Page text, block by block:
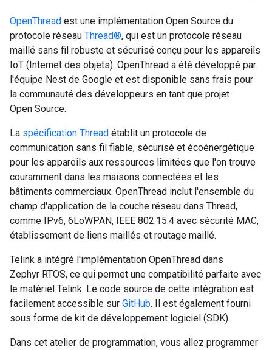
OpenThread est une implémentation Open Source du
protocole réseau Thread®, qui est un protocole réseau
maillé sans fil robuste et sécurisé conçu pour les appareils
IoT (Internet des objets). OpenThread a été développé par
l'équipe Nest de Google et est disponible sans frais pour
la communauté des développeurs en tant que projet
Open Source.
La spécification Thread établit un protocole de
communication sans fil fiable, sécurisé et écoénergétique
pour les appareils aux ressources limitées que l'on trouve
couramment dans les maisons connectées et les
bâtiments commerciaux. OpenThread inclut l'ensemble du
champ d'application de la couche réseau dans Thread,
comme IPv6, 6LoWPAN, IEEE 802.15.4 avec sécurité MAC,
établissement de liens maillés et routage maillé.
Telink a intégré l'implémentation OpenThread dans
Zephyr RTOS, ce qui permet une compatibilité parfaite avec
le matériel Telink. Le code source de cette intégration est
facilement accessible sur GitHub. Il est également fourni
sous forme de kit de développement logiciel (SDK).
Dans cet atelier de programmation, vous allez programmer